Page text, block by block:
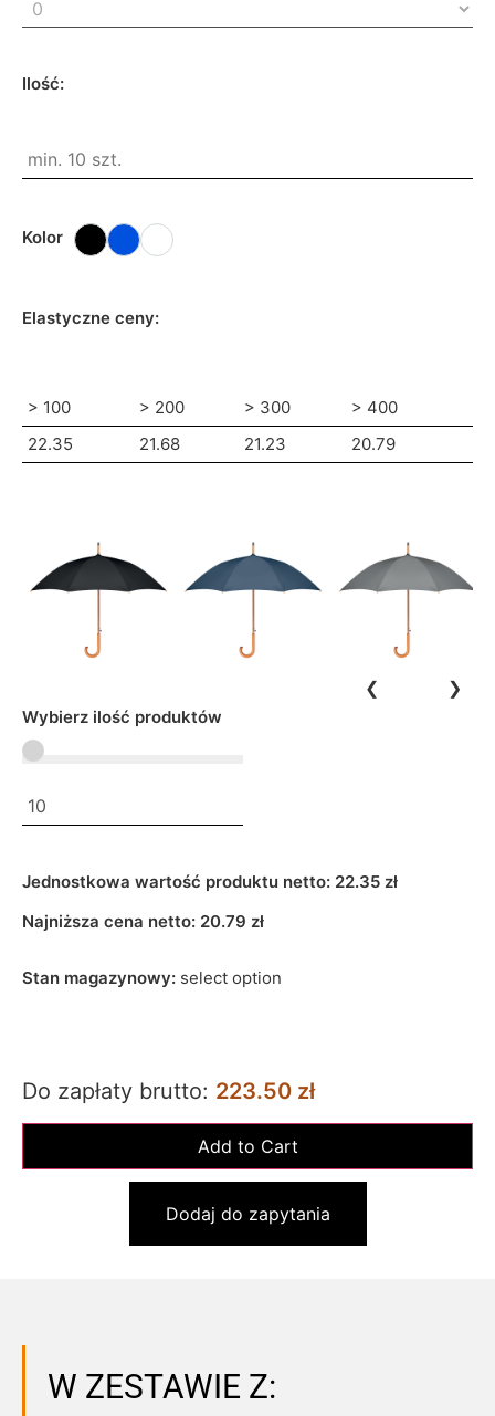
Ilość:
Kolor
Elastyczne ceny:
> 100 > 200 > 300
> 400
22.35
21.68 21.23 20.79
❮ ❯
Wybierz ilość produktów
Jednostkowa wartość produktu netto: 22.35 zł
Najniższa cena netto: 20.79 zł
Stan magazynowy: select option
Do zapłaty brutto: 223.50 zł
Dodaj do zapytania
W ZESTAWIE Z: